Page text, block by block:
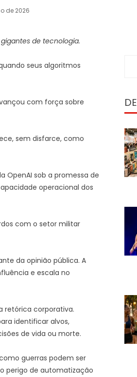
de 2026
de tecnologia.
seus algoritmos
com força sobre
sem disfarce, como
OpenAI sob a promessa de
operacional dos
com o setor militar
da opinião pública. A
e escala no
retórica corporativa.
identificar alvos,
de vida ou morte.
guerras podem ser
perigo de automatização